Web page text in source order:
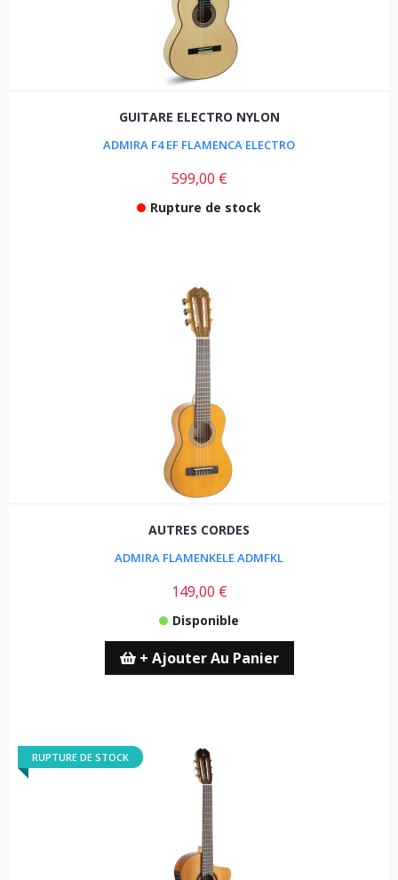
GUITARE ELECTRO NYLON
ADMIRA F4 EF FLAMENCA ELECTRO
599,00 €
Rupture de stock
AUTRES CORDES
ADMIRA FLAMENKELE ADMFKL
149,00 €
Disponible
+ Ajouter Au Panier
RUPTURE DE STOCK